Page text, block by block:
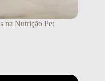
na Nutrição Pet